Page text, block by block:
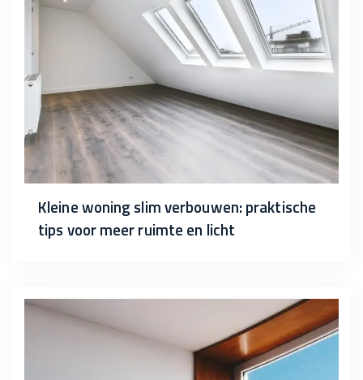
Kleine woning slim verbouwen: praktische
tips voor meer ruimte en licht